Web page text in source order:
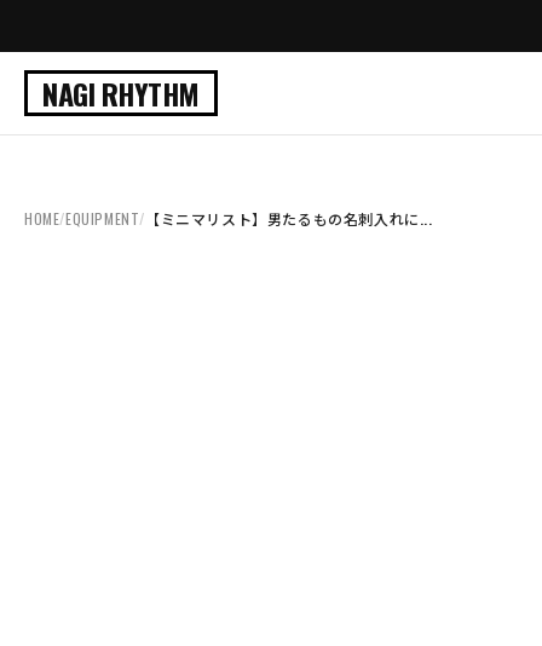
NAGI RHYTHM
HOME/EQUIPMENT/ 【ミニマリスト】男たるもの名刺入れに...